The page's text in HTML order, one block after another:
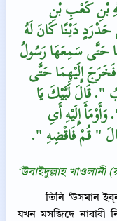
بْنِ كَعْبِ بْنِ
دَيْنًا كَانَ لَهُ
حَتَّى سَمِعَهَا رَسُولُ
فَخَرَجَ إِلَيْهِمَا حَتَّى
قَالَ لَبَّيْكَ يَا
إِلَيْهِ أَىِ
‘উবাইদুল্লাহ খাওলানী
তিনি ‘উসমান
যখন মসজিদে নাবাবী